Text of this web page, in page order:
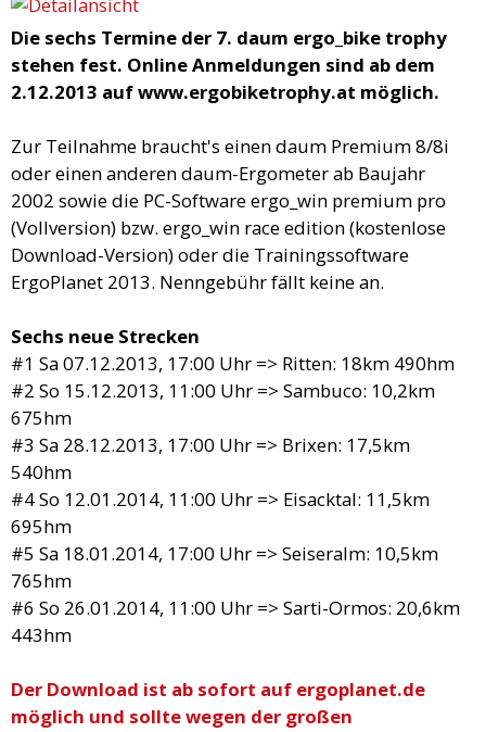
Die sechs Termine der 7. daum ergo_bike trophy
stehen fest. Online Anmeldungen sind ab dem
2.12.2013 auf www.ergobiketrophy.at möglich.
Zur Teilnahme braucht's einen daum Premium 8/8i
oder einen anderen daum-Ergometer ab Baujahr
2002 sowie die PC-Software ergo_win premium pro
(Vollversion) bzw. ergo_win race edition (kostenlose
Download-Version) oder die Trainingssoftware
ErgoPlanet 2013. Nenngebühr fällt keine an.
Sechs neue Strecken
#1 Sa 07.12.2013, 17:00 Uhr => Ritten: 18km 490hm
#2 So 15.12.2013, 11:00 Uhr => Sambuco: 10,2km
675hm
#3 Sa 28.12.2013, 17:00 Uhr => Brixen: 17,5km
540hm
#4 So 12.01.2014, 11:00 Uhr => Eisacktal: 11,5km
695hm
#5 Sa 18.01.2014, 17:00 Uhr => Seiseralm: 10,5km
765hm
#6 So 26.01.2014, 11:00 Uhr => Sarti-Ormos: 20,6km
443hm
Der Download ist ab sofort auf ergoplanet.de
möglich und sollte wegen der großen